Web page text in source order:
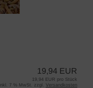
19,94 EUR
19,94 EUR pro Stück
inkl. 7 % MwSt. zzgl. Versandkosten